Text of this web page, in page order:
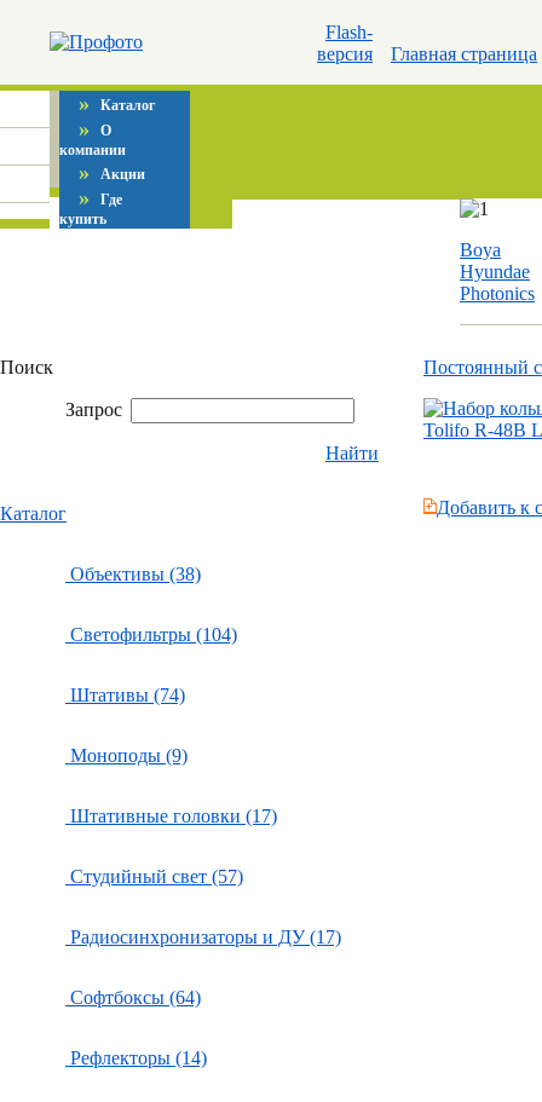
Flash-
версия
Главная страница
» Каталог
» О
компании
» Акции
» Где
купить
Boya
Hyundae
Photonics
Поиск
Запрос
Найти
Каталог
Объективы (38)
Светофильтры (104)
Штативы (74)
Моноподы (9)
Штативные головки (17)
Студийный свет (57)
Радиосинхронизаторы и ДУ (17)
Софтбоксы (64)
Рефлекторы (14)
Постоянный
Добавить к